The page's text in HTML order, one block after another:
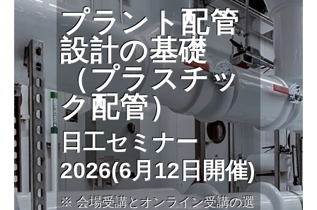
プラント配管
設計の基礎
（プラスチッ
ク配管）
日工セミナー
2026(6月12日開催)
※ 会場受講とオンライン受講の選